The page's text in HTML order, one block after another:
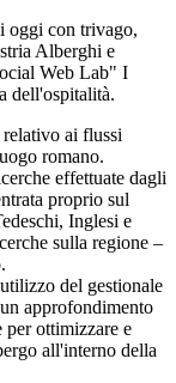
oggi con trivago,
Alberghi e
Web Lab" I
dell'ospitalità.
ai flussi
romano.
effettuate dagli
proprio sul
Inglesi e
sulla regione –
del gestionale
approfondimento
ottimizzare e
all'interno della